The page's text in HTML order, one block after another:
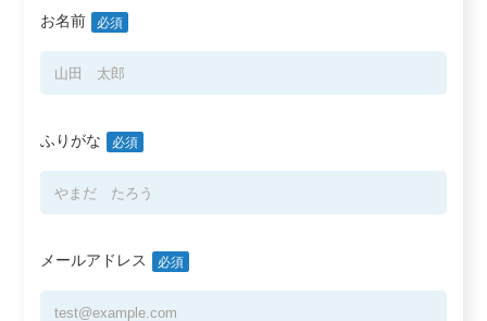
お名前 必須
ふりがな 必須
メールアドレス 必須